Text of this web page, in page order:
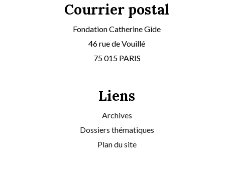
Courrier postal
Fondation Catherine Gide
46 rue de Vouillé
75 015 PARIS
Liens
Archives
Dossiers thématiques
Plan du site